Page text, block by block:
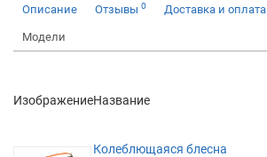
Описание Отзывы 0 Доставка и оплата
Модели
ИзображениеНазвание
Колеблющаяся блесна